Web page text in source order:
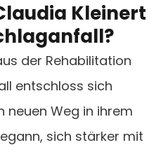
Kleinert
der Rehabilitation
entschloss sich
neuen Weg in ihrem
sich stärker mit